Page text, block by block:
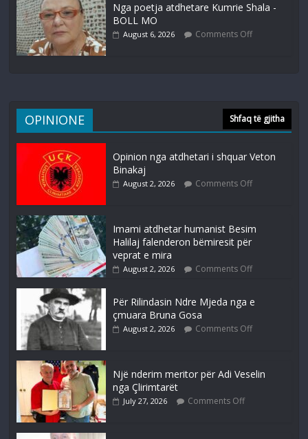
Nga poetja atdhetare Kumrie Shala -
BOLL MO
August 6, 2026 Comments Off
OPINIONE Shfaq të gjitha
Opinion nga atdhetari i shquar Veton
Binakaj
August 2, 2026 Comments Off
Imami atdhetar humanist Besim
Halilaj falenderon bëmiresit për
veprat e mira
August 2, 2026 Comments Off
Për Rilindasin Ndre Mjeda nga e
çmuara Bruna Gosa
August 2, 2026 Comments Off
Një nderim meritor për Adi Veselin
nga Çlirimtarët
July 27, 2026 Comments Off